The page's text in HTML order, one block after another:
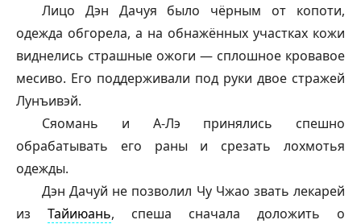
Лицо Дэн Дачуя было чёрным от копоти,
одежда обгорела, а на обнажённых участках кожи
виднелись страшные ожоги — сплошное кровавое
месиво. Его поддерживали под руки двое стражей
Лунъивэй.
Сяомань и А-Лэ принялись спешно
обрабатывать его раны и срезать лохмотья
одежды.
Дэн Дачуй не позволил Чу Чжао звать лекарей
из Тайиюань, спеша сначала доложить о